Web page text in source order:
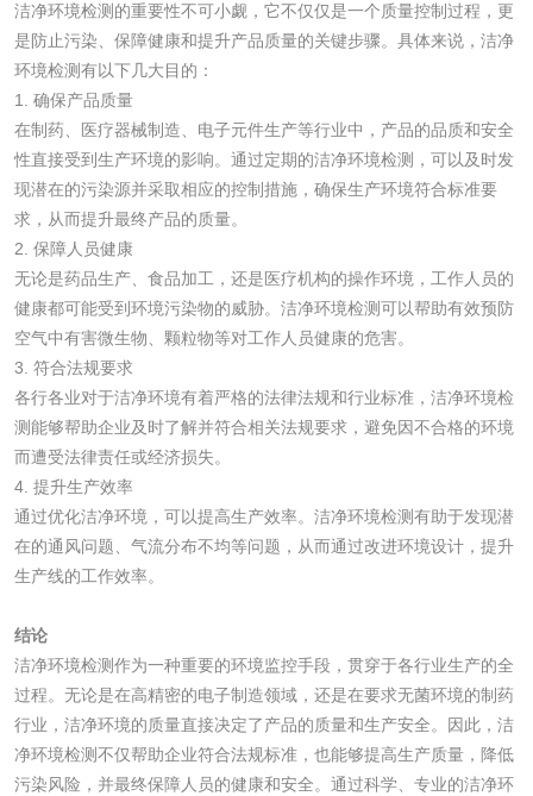
洁净环境检测的重要性不可小觑，它不仅仅是一个质量控制过程，更
是防止污染、保障健康和提升产品质量的关键步骤。具体来说，洁净
环境检测有以下几大目的：
1. 确保产品质量
在制药、医疗器械制造、电子元件生产等行业中，产品的品质和安全
性直接受到生产环境的影响。通过定期的洁净环境检测，可以及时发
现潜在的污染源并采取相应的控制措施，确保生产环境符合标准要
求，从而提升最终产品的质量。
2. 保障人员健康
无论是药品生产、食品加工，还是医疗机构的操作环境，工作人员的
健康都可能受到环境污染物的威胁。洁净环境检测可以帮助有效预防
空气中有害微生物、颗粒物等对工作人员健康的危害。
3. 符合法规要求
各行各业对于洁净环境有着严格的法律法规和行业标准，洁净环境检
测能够帮助企业及时了解并符合相关法规要求，避免因不合格的环境
而遭受法律责任或经济损失。
4. 提升生产效率
通过优化洁净环境，可以提高生产效率。洁净环境检测有助于发现潜
在的通风问题、气流分布不均等问题，从而通过改进环境设计，提升
生产线的工作效率。
结论
洁净环境检测作为一种重要的环境监控手段，贯穿于各行业生产的全
过程。无论是在高精密的电子制造领域，还是在要求无菌环境的制药
行业，洁净环境的质量直接决定了产品的质量和生产安全。因此，洁
净环境检测不仅帮助企业符合法规标准，也能够提高生产质量，降低
污染风险，并最终保障人员的健康和安全。通过科学、专业的洁净环
测
齿轮油检测
食品接触
食品包装材料检测 餐具检测
料袋检测
复合膜、袋检测
食品蒸煮复合膜、
文体用品
橡皮擦检测 学生书包检测
人造草坪检测